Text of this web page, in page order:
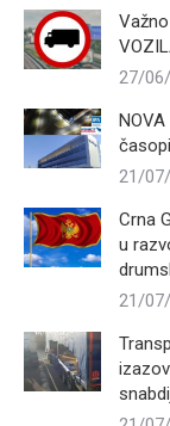
27/
21/
Crna
u
21/